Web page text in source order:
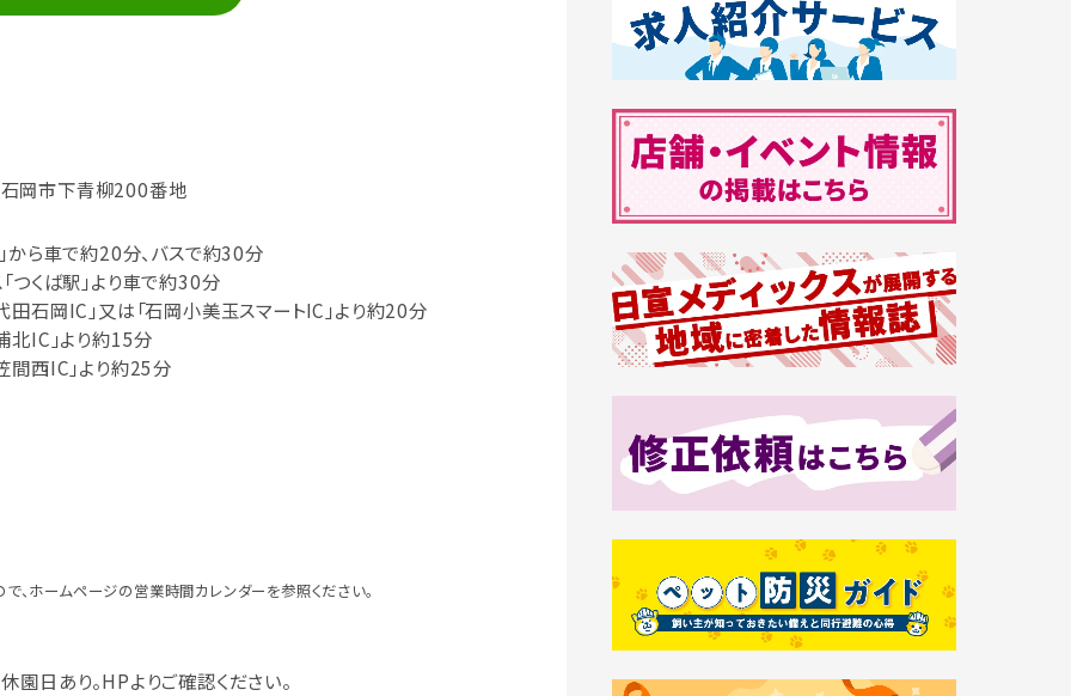
岡市下青柳200番地
ら車で約20分、バスで約30分
つくば駅」より車で約30分
石岡IC」又は「石岡小美玉スマートIC」より約20分
IC」より約15分
西IC」より約25分
、ホームページの営業時間カレンダーを参照ください。
日あり。HPよりご確認ください。